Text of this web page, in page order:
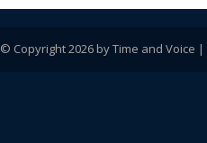
© Copyright 2026 by Time and Voice |